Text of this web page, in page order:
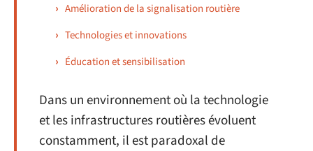
Amélioration de la signalisation routière
Technologies et innovations
Éducation et sensibilisation
Dans un environnement où la technologie
et les infrastructures routières évoluent
constamment, il est paradoxal de